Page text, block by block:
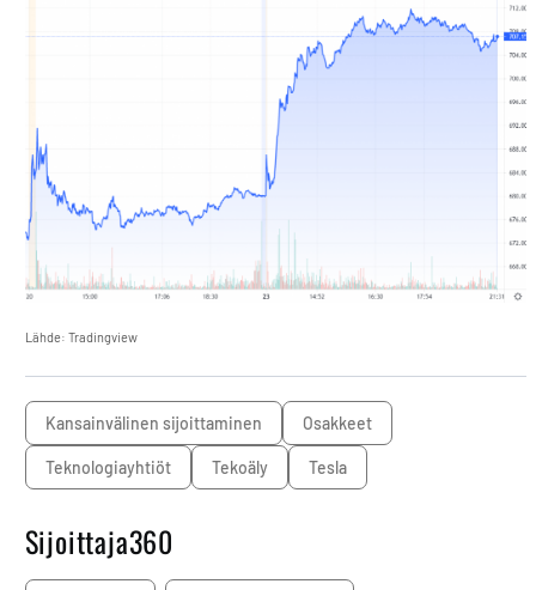
Lähde: Tradingview
kansainvälinen sijoittaminen osakkeet
teknologiayhtiöt Tekoäly Tesla
Sijoittaja360